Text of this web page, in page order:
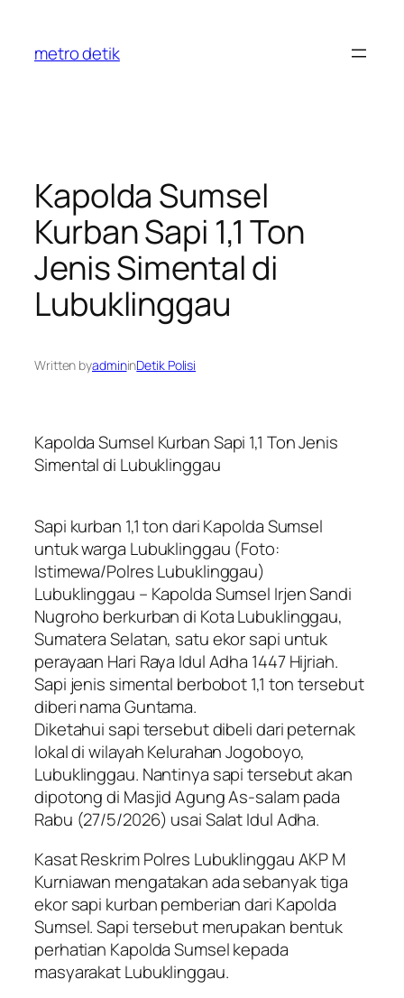
content
metro detik
Kapolda Sumsel
Kurban Sapi 1,1 Ton
Jenis Simental di
Lubuklinggau
Written byadmininDetik Polisi
Kapolda Sumsel Kurban Sapi 1,1 Ton Jenis
Simental di Lubuklinggau
Sapi kurban 1,1 ton dari Kapolda Sumsel
untuk warga Lubuklinggau (Foto:
Istimewa/Polres Lubuklinggau)
Lubuklinggau – Kapolda Sumsel Irjen Sandi
Nugroho berkurban di Kota Lubuklinggau,
Sumatera Selatan, satu ekor sapi untuk
perayaan Hari Raya Idul Adha 1447 Hijriah.
Sapi jenis simental berbobot 1,1 ton tersebut
diberi nama Guntama.
Diketahui sapi tersebut dibeli dari peternak
lokal di wilayah Kelurahan Jogoboyo,
Lubuklinggau. Nantinya sapi tersebut akan
dipotong di Masjid Agung As-salam pada
Rabu (27/5/2026) usai Salat Idul Adha.
Kasat Reskrim Polres Lubuklinggau AKP M
Kurniawan mengatakan ada sebanyak tiga
ekor sapi kurban pemberian dari Kapolda
Sumsel. Sapi tersebut merupakan bentuk
perhatian Kapolda Sumsel kepada
masyarakat Lubuklinggau.